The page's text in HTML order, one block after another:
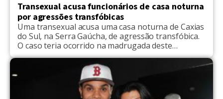
Transexual acusa funcionários de casa noturna
por agressões transfóbicas
Uma transexual acusa uma casa noturna de Caxias
do Sul, na Serra Gaúcha, de agressão transfóbica.
O caso teria ocorrido na madrugada deste
domingo (17), e está sob investigação da Polícia
Civil local. A ocorrência foi despachada nesta
segunda-feira (18) para identificação dos
envolvidos e suas oitivas. Luanna explicou ao G1
que a confusão iniciou […]